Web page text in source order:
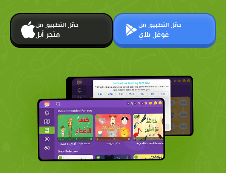
حمّل التطبيق من
متجر أبل
حمّل التطبيق من
غوغل بلاي